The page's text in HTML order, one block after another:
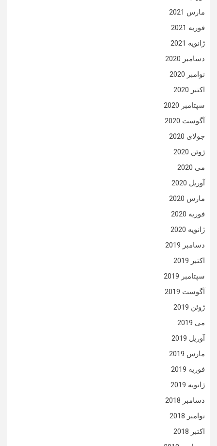
مارس 2021
فوریه 2021
ژانویه 2021
دسامبر 2020
نوامبر 2020
اکتبر 2020
سپتامبر 2020
آگوست 2020
جولای 2020
ژوئن 2020
می 2020
آوریل 2020
مارس 2020
فوریه 2020
ژانویه 2020
دسامبر 2019
اکتبر 2019
سپتامبر 2019
آگوست 2019
ژوئن 2019
می 2019
آوریل 2019
مارس 2019
فوریه 2019
ژانویه 2019
دسامبر 2018
نوامبر 2018
اکتبر 2018